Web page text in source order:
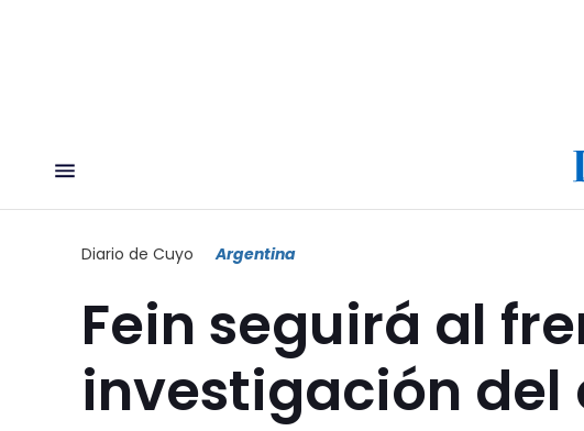
Diario de Cuyo Argentina
Fein seguirá al
investigación del